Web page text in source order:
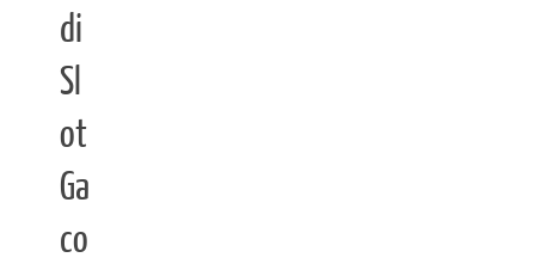
di
Sl
ot
Ga
co